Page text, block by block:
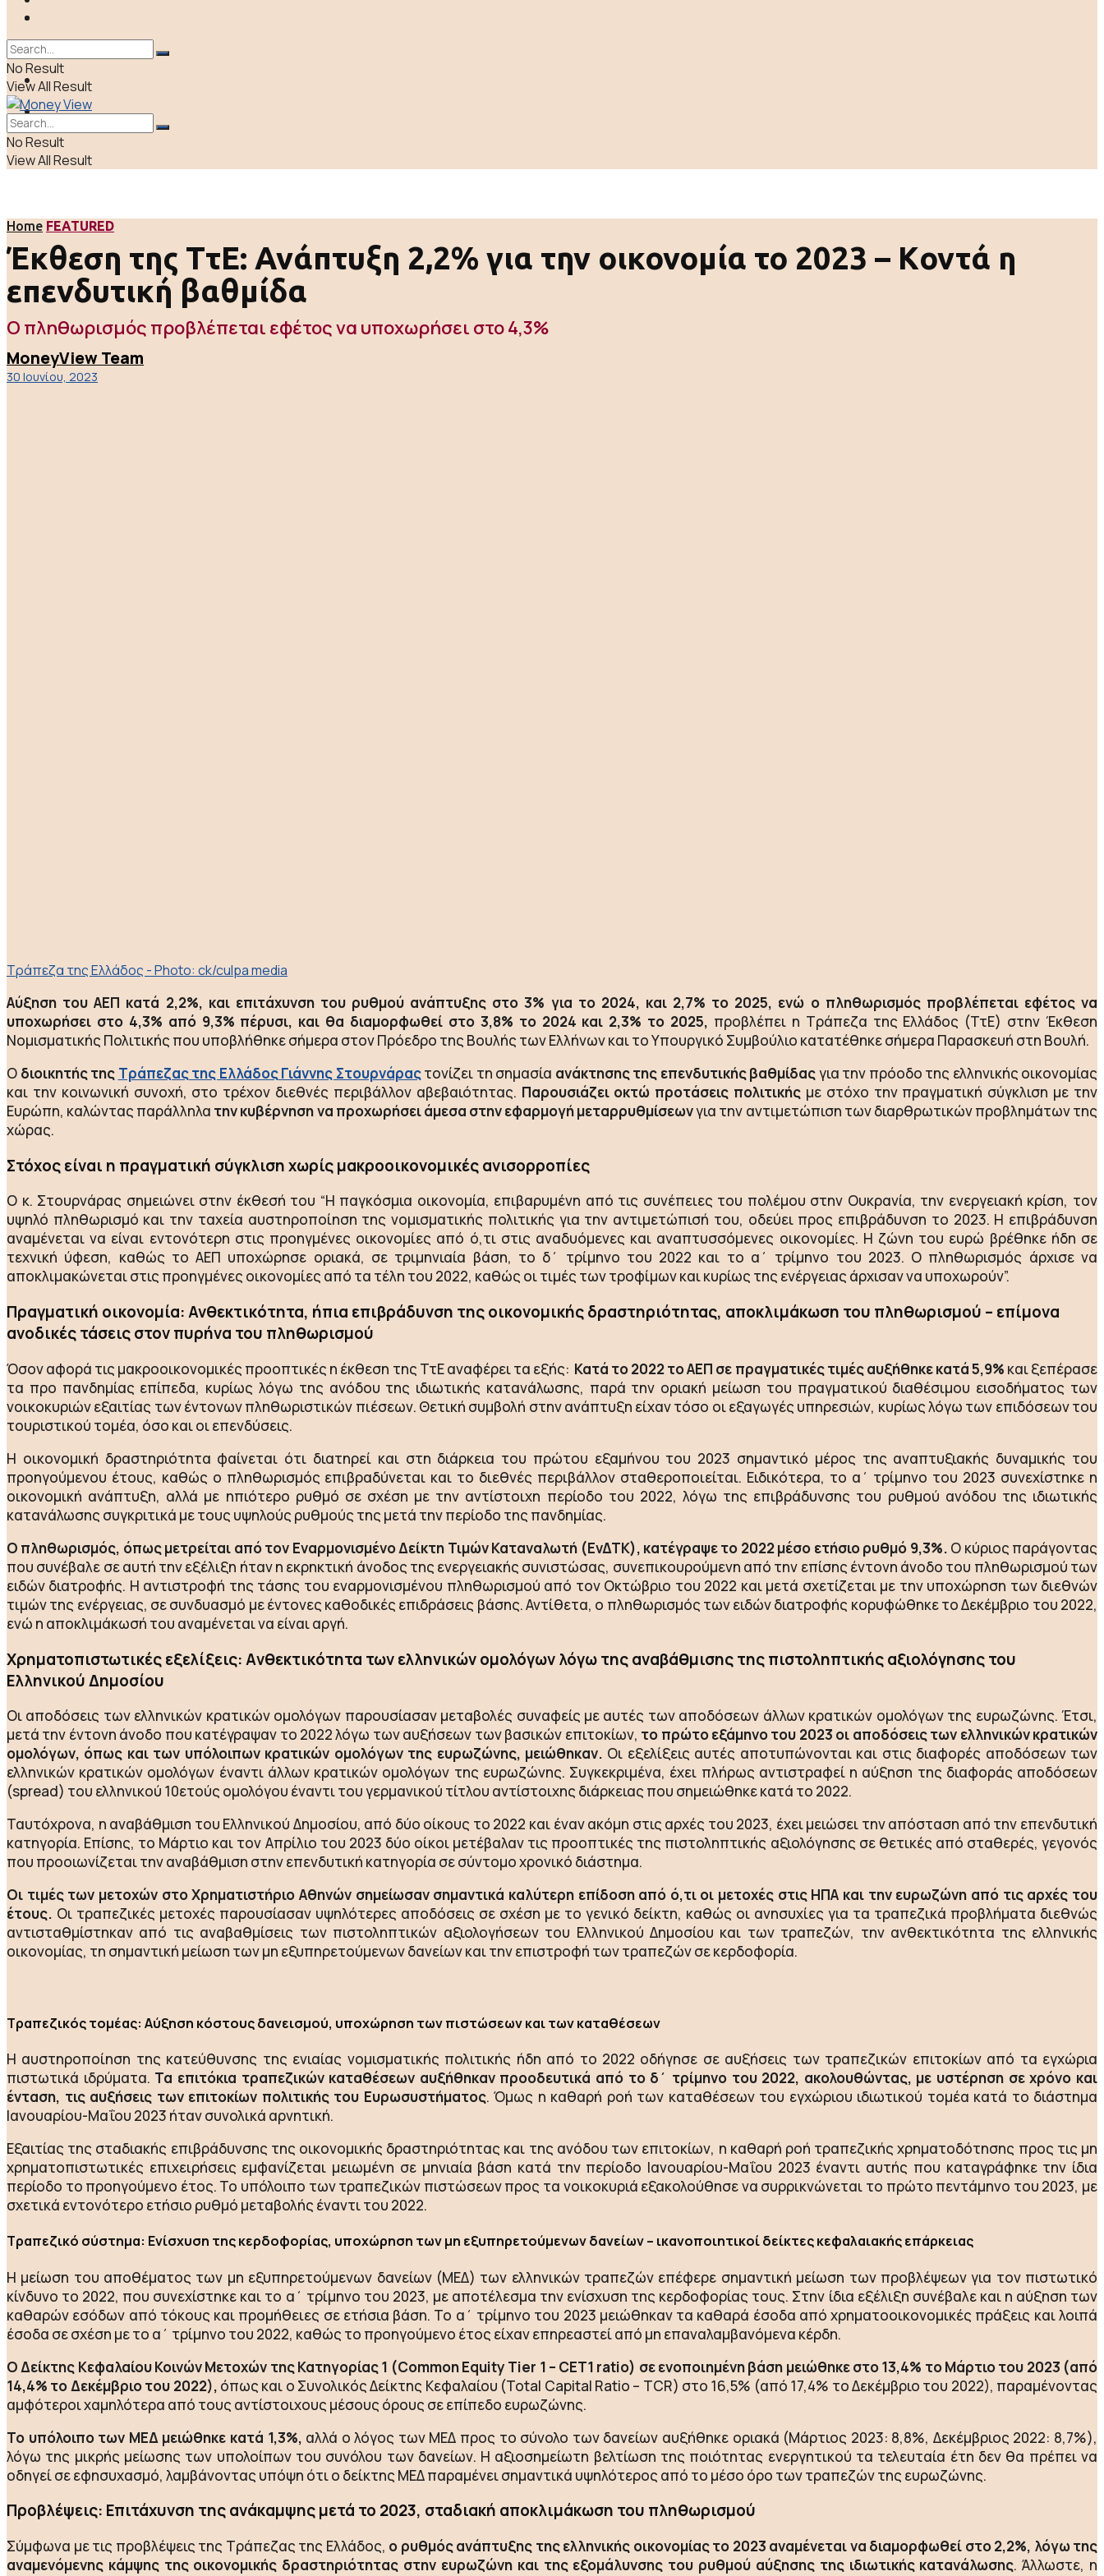
ΕΛΛΑΔΑ
ΑΠΟΨΕΙΣ
LIFE & CULTURE
No Result
View All Result
No Result
View All Result
Home FEATURED
Έκθεση της ΤτΕ: Ανάπτυξη 2,2% για την οικονομία το 2023 – Kοντά η
επενδυτική βαθμίδα
Ο πληθωρισμός προβλέπεται εφέτος να υποχωρήσει στο 4,3%
MoneyView Team
30 Ιουνίου, 2023
Τράπεζα της Ελλάδος - Photo: ck/culpa media
Αύξηση του ΑΕΠ κατά 2,2%, και επιτάχυνση του ρυθμού ανάπτυξης στο 3% για το 2024, και 2,7% το 2025, ενώ ο πληθωρισμός προβλέπεται εφέτος να
υποχωρήσει στο 4,3% από 9,3% πέρυσι, και θα διαμορφωθεί στο 3,8% το 2024 και 2,3% το 2025, προβλέπει η Τράπεζα της Ελλάδος (ΤτΕ) στην Έκθεση
Νομισματικής Πολιτικής που υποβλήθηκε σήμερα στον Πρόεδρο της Βουλής των Ελλήνων και το Υπουργικό Συμβούλιο κατατέθηκε σήμερα Παρασκευή στη Βουλή.
Ο διοικητής της Τράπεζας της ΕλλάδοςΓιάννης Στουρνάραςτονίζει τη σημασία ανάκτησης της επενδυτικής βαθμίδαςγια την πρόοδο της ελληνικής οικονομίας
και την κοινωνική συνοχή, στο τρέχον διεθνές περιβάλλον αβεβαιότητας. Παρουσιάζει οκτώ προτάσεις πολιτικής με στόχο την πραγματική σύγκλιση με την
Ευρώπη, καλώντας παράλληλα την κυβέρνηση να προχωρήσει άμεσα στην εφαρμογή μεταρρυθμίσεωνγια την αντιμετώπιση των διαρθρωτικών προβλημάτων της
χώρας.
Στόχος είναι η πραγματική σύγκλιση χωρίς μακροοικονομικές ανισορροπίες
Ο κ. Στουρνάρας σημειώνει στην έκθεσή του “Η παγκόσμια οικονομία, επιβαρυμένη από τις συνέπειες του πολέμου στην Ουκρανία, την ενεργειακή κρίση, τον
υψηλό πληθωρισμό και την ταχεία αυστηροποίηση της νομισματικής πολιτικής για την αντιμετώπισή του, οδεύει προς επιβράδυνση το 2023. Η επιβράδυνση
αναμένεται να είναι εντονότερη στις προηγμένες οικονομίες από ό,τι στις αναδυόμενες και αναπτυσσόμενες οικονομίες. Η ζώνη του ευρώ βρέθηκε ήδη σε
τεχνική ύφεση, καθώς το ΑΕΠ υποχώρησε οριακά, σε τριμηνιαία βάση, το δ΄ τρίμηνο του 2022 και το α΄ τρίμηνο του 2023. Ο πληθωρισμός άρχισε να
αποκλιμακώνεται στις προηγμένες οικονομίες από τα τέλη του 2022, καθώς οι τιμές των τροφίμων και κυρίως της ενέργειας άρχισαν να υποχωρούν”.
Πραγματική οικονομία: Ανθεκτικότητα, ήπια επιβράδυνση της οικονομικής δραστηριότητας, αποκλιμάκωση του πληθωρισμού – επίμονα
ανοδικές τάσεις στον πυρήνα του πληθωρισμού
Όσον αφορά τις μακροοικονομικές προοπτικές η έκθεση της ΤτΕ αναφέρει τα εξής: Κατά το 2022 το ΑΕΠ σε πραγματικές τιμές αυξήθηκε κατά 5,9% και ξεπέρασε
τα προ πανδημίας επίπεδα, κυρίως λόγω της ανόδου της ιδιωτικής κατανάλωσης, παρά την οριακή μείωση του πραγματικού διαθέσιμου εισοδήματος των
νοικοκυριών εξαιτίας των έντονων πληθωριστικών πιέσεων. Θετική συμβολή στην ανάπτυξη είχαν τόσο οι εξαγωγές υπηρεσιών, κυρίως λόγω των επιδόσεων του
τουριστικού τομέα, όσο και οι επενδύσεις.
Η οικονομική δραστηριότητα φαίνεται ότι διατηρεί και στη διάρκεια του πρώτου εξαμήνου του 2023 σημαντικό μέρος της αναπτυξιακής δυναμικής του
προηγούμενου έτους, καθώς ο πληθωρισμός επιβραδύνεται και το διεθνές περιβάλλον σταθεροποιείται. Ειδικότερα, το α΄ τρίμηνο του 2023 συνεχίστηκε η
οικονομική ανάπτυξη, αλλά με ηπιότερο ρυθμό σε σχέση με την αντίστοιχη περίοδο του 2022, λόγω της επιβράδυνσης του ρυθμού ανόδου της ιδιωτικής
κατανάλωσης συγκριτικά με τους υψηλούς ρυθμούς της μετά την περίοδο της πανδημίας.
Ο πληθωρισμός, όπως μετρείται από τον Εναρμονισμένο Δείκτη Τιμών Καταναλωτή (ΕνΔΤΚ), κατέγραψε το 2022 μέσο ετήσιο ρυθμό 9,3%. Ο κύριος παράγοντας
που συνέβαλε σε αυτή την εξέλιξη ήταν η εκρηκτική άνοδος της ενεργειακής συνιστώσας, συνεπικουρούμενη από την επίσης έντονη άνοδο του πληθωρισμού των
ειδών διατροφής. Η αντιστροφή της τάσης του εναρμονισμένου πληθωρισμού από τον Οκτώβριο του 2022 και μετά σχετίζεται με την υποχώρηση των διεθνών
τιμών της ενέργειας, σε συνδυασμό με έντονες καθοδικές επιδράσεις βάσης. Αντίθετα, ο πληθωρισμός των ειδών διατροφής κορυφώθηκε το Δεκέμβριο του 2022,
ενώ η αποκλιμάκωσή του αναμένεται να είναι αργή.
Χρηματοπιστωτικές εξελίξεις: Aνθεκτικότητα των ελληνικών ομολόγων λόγω της αναβάθμισης της πιστοληπτικής αξιολόγησης του
Ελληνικού Δημοσίου
Oι αποδόσεις των ελληνικών κρατικών ομολόγων παρουσίασαν μεταβολές συναφείς με αυτές των αποδόσεων άλλων κρατικών ομολόγων της ευρωζώνης. Έτσι,
μετά την έντονη άνοδο που κατέγραψαν το 2022 λόγω των αυξήσεων των βασικών επιτοκίων, το πρώτο εξάμηνο του 2023 οι αποδόσεις των ελληνικών κρατικών
ομολόγων, όπως και των υπόλοιπων κρατικών ομολόγων της ευρωζώνης, μειώθηκαν. Οι εξελίξεις αυτές αποτυπώνονται και στις διαφορές αποδόσεων των
ελληνικών κρατικών ομολόγων έναντι άλλων κρατικών ομολόγων της ευρωζώνης. Συγκεκριμένα, έχει πλήρως αντιστραφεί η αύξηση της διαφοράς αποδόσεων
(spread) του ελληνικού 10ετούς ομολόγου έναντι του γερμανικού τίτλου αντίστοιχης διάρκειας που σημειώθηκε κατά το 2022.
Ταυτόχρονα, η αναβάθμιση του Ελληνικού Δημοσίου, από δύο οίκους το 2022 και έναν ακόμη στις αρχές του 2023, έχει μειώσει την απόσταση από την επενδυτική
κατηγορία. Επίσης, το Μάρτιο και τον Απρίλιο του 2023 δύο οίκοι μετέβαλαν τις προοπτικές της πιστοληπτικής αξιολόγησης σε θετικές από σταθερές, γεγονός
που προοιωνίζεται την αναβάθμιση στην επενδυτική κατηγορία σε σύντομο χρονικό διάστημα.
Oι τιμές των μετοχών στο Χρηματιστήριο Αθηνών σημείωσαν σημαντικά καλύτερη επίδοση από ό,τι οι μετοχές στις ΗΠΑ και την ευρωζώνη από τις αρχές του
έτους. Οι τραπεζικές μετοχές παρουσίασαν υψηλότερες αποδόσεις σε σχέση με το γενικό δείκτη, καθώς οι ανησυχίες για τα τραπεζικά προβλήματα διεθνώς
αντισταθμίστηκαν από τις αναβαθμίσεις των πιστοληπτικών αξιολογήσεων του Ελληνικού Δημοσίου και των τραπεζών, την ανθεκτικότητα της ελληνικής
οικονομίας, τη σημαντική μείωση των μη εξυπηρετούμενων δανείων και την επιστροφή των τραπεζών σε κερδοφορία.
Τραπεζικός τομέας: Αύξηση κόστους δανεισμού, υποχώρηση των πιστώσεων και των καταθέσεων
Η αυστηροποίηση της κατεύθυνσης της ενιαίας νομισματικής πολιτικής ήδη από το 2022 οδήγησε σε αυξήσεις των τραπεζικών επιτοκίων από τα εγχώρια
πιστωτικά ιδρύματα. Τα επιτόκια τραπεζικών καταθέσεων αυξήθηκαν προοδευτικά από το δ΄ τρίμηνο του 2022, ακολουθώντας, με υστέρηση σε χρόνο και
ένταση, τις αυξήσεις των επιτοκίων πολιτικής του Ευρωσυστήματος. Όμως η καθαρή ροή των καταθέσεων του εγχώριου ιδιωτικού τομέα κατά το διάστημα
Ιανουαρίου-Μαΐου 2023 ήταν συνολικά αρνητική.
Εξαιτίας της σταδιακής επιβράδυνσης της οικονομικής δραστηριότητας και της ανόδου των επιτοκίων, η καθαρή ροή τραπεζικής χρηματοδότησης προς τις μη
χρηματοπιστωτικές επιχειρήσεις εμφανίζεται μειωμένη σε μηνιαία βάση κατά την περίοδο Ιανουαρίου-Μαΐου 2023 έναντι αυτής που καταγράφηκε την ίδια
περίοδο το προηγούμενο έτος. Το υπόλοιπο των τραπεζικών πιστώσεων προς τα νοικοκυριά εξακολούθησε να συρρικνώνεται το πρώτο πεντάμηνο του 2023, με
σχετικά εντονότερο ετήσιο ρυθμό μεταβολής έναντι του 2022.
Τραπεζικό σύστημα: Ενίσχυση της κερδοφορίας, υποχώρηση των μη εξυπηρετούμενων δανείων – ικανοποιητικοί δείκτες κεφαλαιακής επάρκειας
Η μείωση του αποθέματος των μη εξυπηρετούμενων δανείων (ΜΕΔ) των ελληνικών τραπεζών επέφερε σημαντική μείωση των προβλέψεων για τον πιστωτικό
κίνδυνο το 2022, που συνεχίστηκε και το α΄ τρίμηνο του 2023, με αποτέλεσμα την ενίσχυση της κερδοφορίας τους. Στην ίδια εξέλιξη συνέβαλε και η αύξηση των
καθαρών εσόδων από τόκους και προμήθειες σε ετήσια βάση. Το α΄ τρίμηνο του 2023 μειώθηκαν τα καθαρά έσοδα από χρηματοοικονομικές πράξεις και λοιπά
έσοδα σε σχέση με το α΄ τρίμηνο του 2022, καθώς το προηγούμενο έτος είχαν επηρεαστεί από μη επαναλαμβανόμενα κέρδη.
Ο Δείκτης Κεφαλαίου Κοινών Μετοχών της Κατηγορίας 1 (Common Equity Tier 1 – CET1 ratio) σε ενοποιημένη βάση μειώθηκε στο 13,4% το Μάρτιο του 2023 (από
14,4% το Δεκέμβριο του 2022), όπως και ο Συνολικός Δείκτης Κεφαλαίου (Total Capital Ratio – TCR) στο 16,5% (από 17,4% το Δεκέμβριο του 2022), παραμένοντας
αμφότεροι χαμηλότερα από τους αντίστοιχους μέσους όρους σε επίπεδο ευρωζώνης.
Το υπόλοιπο των ΜΕΔ μειώθηκε κατά 1,3%, αλλά ο λόγος των ΜΕΔ προς το σύνολο των δανείων αυξήθηκε οριακά (Μάρτιος 2023: 8,8%, Δεκέμβριος 2022: 8,7%),
λόγω της μικρής μείωσης των υπολοίπων του συνόλου των δανείων. Η αξιοσημείωτη βελτίωση της ποιότητας ενεργητικού τα τελευταία έτη δεν θα πρέπει να
οδηγεί σε εφησυχασμό, λαμβάνοντας υπόψη ότι ο δείκτης ΜΕΔ παραμένει σημαντικά υψηλότερος από το μέσο όρο των τραπεζών της ευρωζώνης.
Προβλέψεις: Επιτάχυνση της ανάκαμψης μετά το 2023, σταδιακή αποκλιμάκωση του πληθωρισμού
Σύμφωνα με τις προβλέψεις της Τράπεζας της Ελλάδος, ο ρυθμός ανάπτυξης της ελληνικής οικονομίας το 2023 αναμένεται να διαμορφωθεί στο 2,2%, λόγω της
αναμενόμενης κάμψης της οικονομικής δραστηριότητας στην ευρωζώνη και της εξομάλυνσης του ρυθμού αύξησης της ιδιωτικής κατανάλωσης. Άλλωστε, η